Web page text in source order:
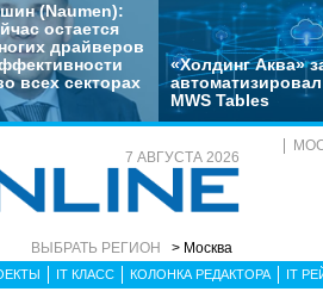
(Naumen):
остается
драйверов
всех секторах
«Холдинг Аква»
MWS Tables
7 АВГУСТА 2026
ВЫБРАТЬ РЕГИОН > Москва
IT КЛАСС КОЛОНКА РЕДАКТОРА IT